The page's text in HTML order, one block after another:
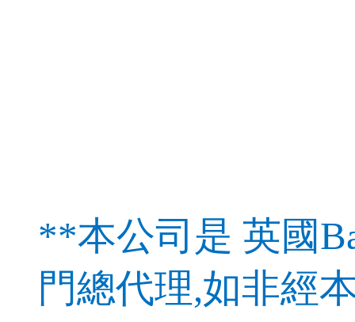
**本公司是 英國
門總代理,如非經